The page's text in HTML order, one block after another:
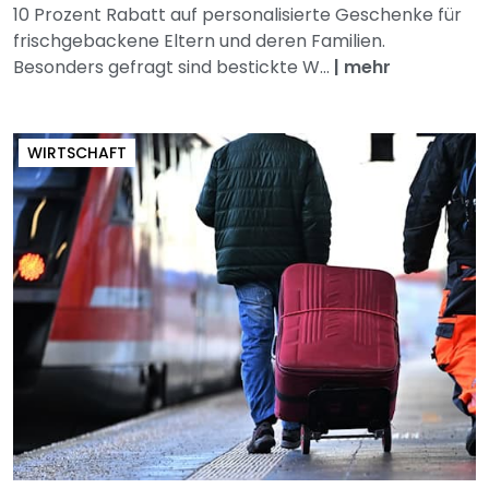
10 Prozent Rabatt auf personalisierte Geschenke für
frischgebackene Eltern und deren Familien.
Besonders gefragt sind bestickte W... | mehr
WIRTSCHAFT